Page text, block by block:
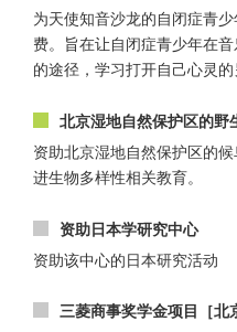
为天使知音沙龙的自闭症青
费。旨在让自闭症青少年在
的途径，学习打开自己心灵的
北京湿地自然保护区的野
资助北京湿地自然保护区的
进生物多样性相关教育。
资助日本学研究中心
资助该中心的日本研究活动
三菱商事奖学金项目［北